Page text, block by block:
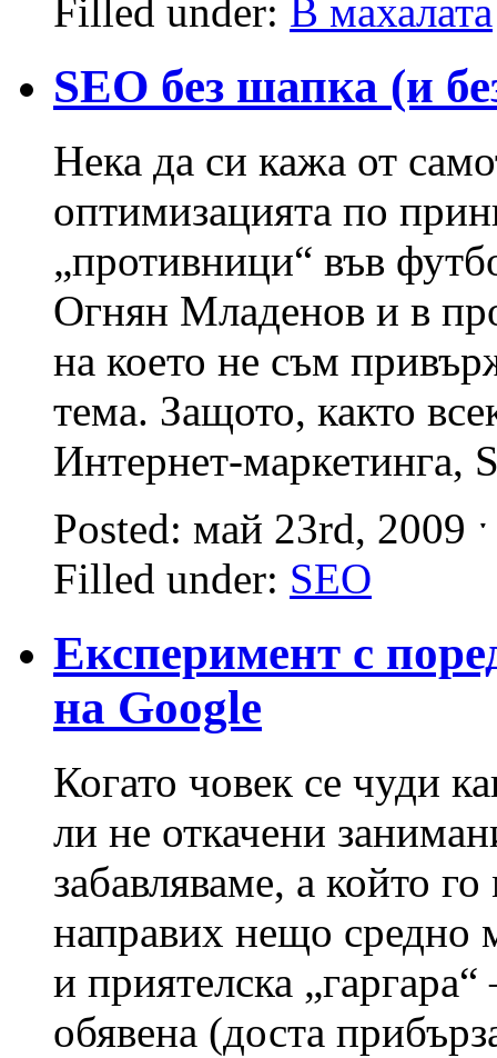
Filled under: В махалата
SEO без шапка (и
Нека да си кажа от
оптимизацията по
„противници“ във
Огнян Младенов и в
на което не съм
тема. Защото, както
Интернет-
Posted: май 23rd, 2009
Filled under: SEO
Експеримент с
на Google
Когато човек се чуди
ли не откачени
забавляваме, а който
направих нещо средно
и приятелска
обявена (доста